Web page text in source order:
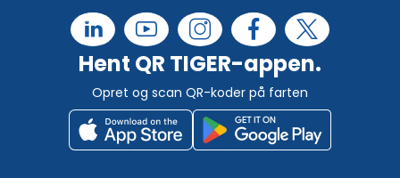
Hent QR TIGER-appen.
Opret og scan QR-koder på farten